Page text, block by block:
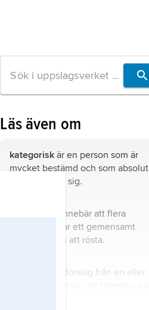
Läs även om
kategorisk är en person som är
mycket bestämd och som absolut
inte vill ändra sig.
innebär att flera
personer fattar ett gemensamt
beslut genom att rösta.
är ett förslag från en eller